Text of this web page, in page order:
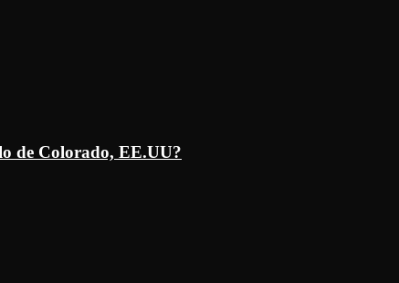
de Colorado, EE.UU?